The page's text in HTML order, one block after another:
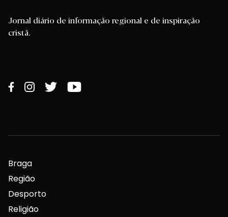
Jornal diário de informação regional e de inspiração
cristã.
Braga
Região
Desporto
Religião